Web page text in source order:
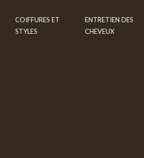
COIFFURES ET
STYLES
ENTRETIEN DES
CHEVEUX